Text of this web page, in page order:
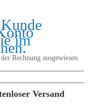
im
Rechnung ausgewiesen.
Versand